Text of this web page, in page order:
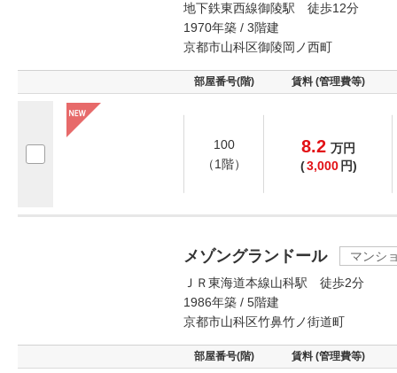
地下鉄東西線御陵駅 徒歩12分
1970年築 / 3階建
京都市山科区御陵岡ノ西町
部屋番号(階) 賃料 (管理費等)
100
（1階）
8.2 万円
(3,000 円)
メゾングランドール
マンシ
ＪＲ東海道本線山科駅 徒歩2分
1986年築 / 5階建
京都市山科区竹鼻竹ノ街道町
部屋番号(階) 賃料 (管理費等)